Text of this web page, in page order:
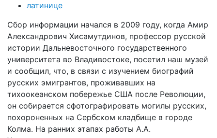
латинице
Сбор информации начался в 2009 году, когда Амир
Александрович Хисамутдинов, профессор русской
истории Дальневосточного государственного
университета во Владивостоке, посетил наш музей
и сообщил, что, в связи с изучением биографий
русских эмигрантов, проживавших на
тихоокеанском побережье США после Революции,
он собирается сфотографировать могилы русских,
похороненных на Сербском кладбище в городе
Колма. На ранних этапах работы А.А.